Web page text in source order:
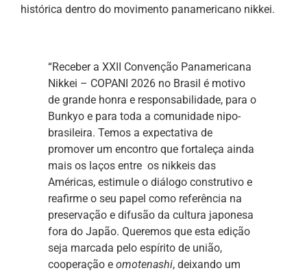
histórica dentro do movimento panamericano nikkei.
“Receber a XXII Convenção Panamericana
Nikkei – COPANI 2026 no Brasil é motivo
de grande honra e responsabilidade, para o
Bunkyo e para toda a comunidade nipo-
brasileira. Temos a expectativa de
promover um encontro que fortaleça ainda
mais os laços entre os nikkeis das
Américas, estimule o diálogo construtivo e
reafirme o seu papel como referência na
preservação e difusão da cultura japonesa
fora do Japão. Queremos que esta edição
seja marcada pelo espírito de união,
cooperação e omotenashi, deixando um